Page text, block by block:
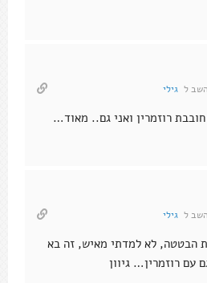
השב לגילי
רוזמרין ואני גם.. מאוד…
השב לגילי
הבטטה, לא למדתי מאיש, זה בא
עם רוזמרין… גיוון